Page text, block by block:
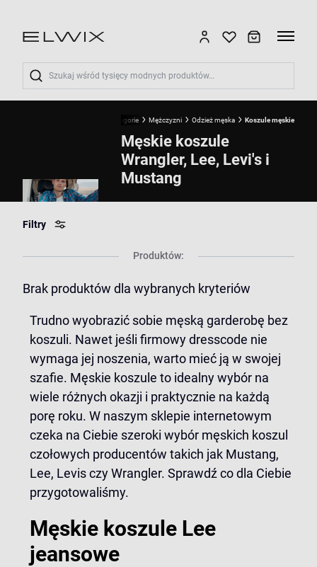
Wyszukaj
Kategorie Mężczyzni Odzież męska Koszule męskie
Męskie koszule
Wrangler, Lee, Levi's i
Mustang
Filtry
Produktów:
Brak produktów dla wybranych kryteriów
Trudno wyobrazić sobie męską garderobę bez
koszuli. Nawet jeśli firmowy dresscode nie
wymaga jej noszenia, warto mieć ją w swojej
szafie. Męskie koszule to idealny wybór na
wiele różnych okazji i praktycznie na każdą
porę roku. W naszym sklepie internetowym
czeka na Ciebie szeroki wybór męskich koszul
czołowych producentów takich jak Mustang,
Lee, Levis czy Wrangler. Sprawdź co dla Ciebie
przygotowaliśmy.
Męskie koszule Lee
jeansowe